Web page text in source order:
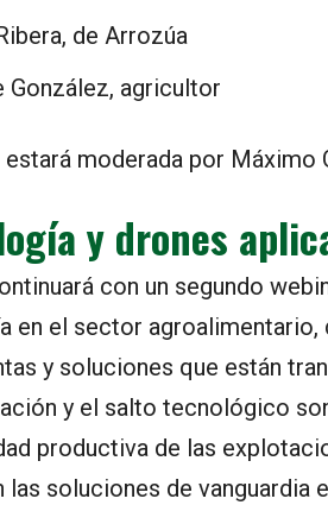
de Arrozúa
González, agricultor
estará moderada por Máximo
y drones
con un segundo
en el sector agroalimentario,
y soluciones que están
y el salto tecnológico
productiva de las
las soluciones de vanguardia